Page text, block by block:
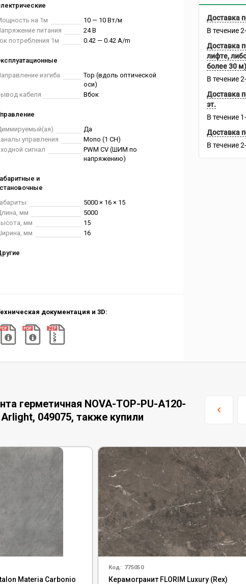
на 1м
10 — 10 Вт/м
питания
24 В
потребления 1м
0.42 — 0.42 A/m
изгиба
Top (вдоль оптической
оси)
кабеля
Вбок
Да
управления
Mono (1 CH)
сигнал
PWM СV (ШИМ по
напряжению)
и
5000 × 16 × 15
мм
5000
мм
15
мм
16
документация и 3D:
Доставка
В течение
Доставка
лифте,
более 30 м)
В течение
Доставка
эт.
В течение
Доставка
В течение
герметичная NOVA-TOP-PU-A120-
049075, также купили
Materia Carbonio
Код: 775050
Керамогранит FLORIM Luxury (Rex)